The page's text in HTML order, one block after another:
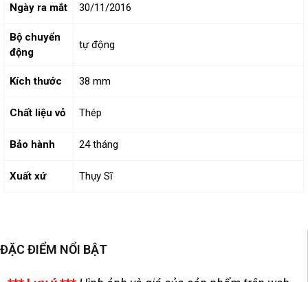
ĐẶC ĐIỂM NỔI BẬT
Ngày ra mắt 30/11/2016
Bộ chuyển
động
tự động
Kích thước 38 mm
Chất liệu vỏ Thép
Bảo hành 24 tháng
Xuất xứ Thụy Sĩ